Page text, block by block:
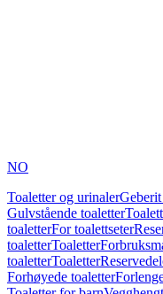
NO
Toaletter og urinaler
Gulvstående toaletter
toaletterFor toalettseter
toaletterToaletter
toaletterToaletter
Forhøyede toaletter